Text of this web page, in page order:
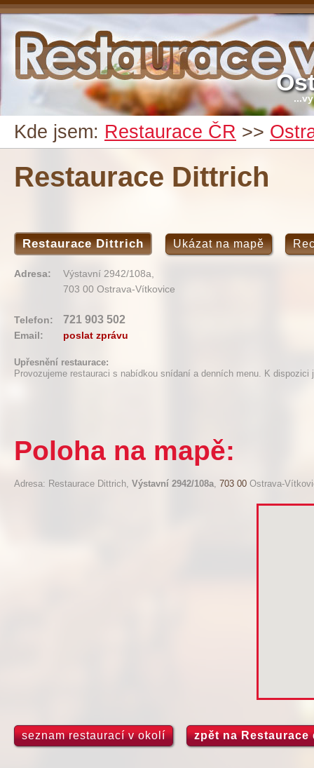
Kde jsem: Restaurace ČR >>
Restaurace Dittrich
Restaurace Dittrich Ukázat na mapě
Adresa:
Výstavní 2942/108a,
703 00 Ostrava-Vítkovice
Telefon: 721 903 502
Email: poslat zprávu
Upřesnění restaurace:
Provozujeme restauraci s nabídkou snídaní a denních menu. K dispozici
Poloha na mapě:
Adresa: Restaurace Dittrich, Výstavní 2942/108a, 703 00 Ostrava-
seznam restaurací v okolí zpět na